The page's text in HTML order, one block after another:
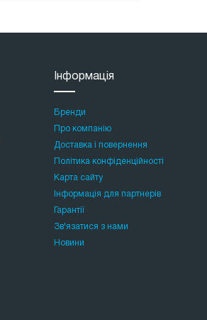
Інформація
Бренди
Про компанію
Доставка і повернення
Політика конфіденційності
Карта сайту
Інформація для партнерів
Гарантії
Зв'язатися з нами
Новини